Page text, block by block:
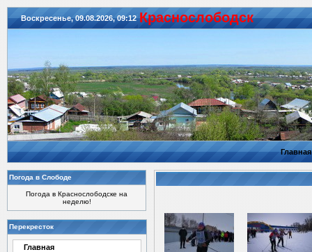
Воскресенье, 09.08.2026, 09:12 Красноcлободск
Главная
Погода в Слободе
Погода в Краснослободске на
неделю!
Перекресток
Главная